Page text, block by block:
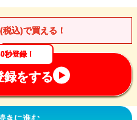
税込)で買える！
秒登録！
録をする